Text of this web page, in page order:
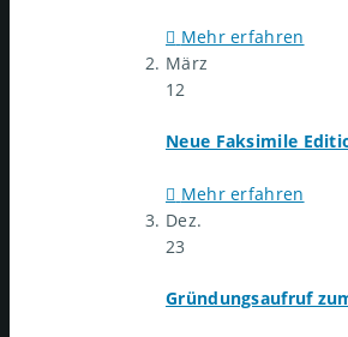
Mehr erfahren
März
12
Neue Faksimile
Mehr erfahren
Dez.
23
Gründungsaufruf